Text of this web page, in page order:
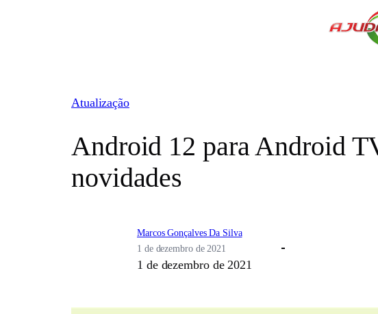
Atualização
Android 12 para Android
novidades
Marcos Gonçalves Da Silva
1 de dezembro de 2021
1 de dezembro de 2021